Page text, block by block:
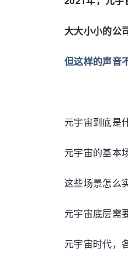
大大小小的公
但这样的声音
元宇宙到底是
元宇宙的基本
这些场景怎么
元宇宙底层需
元宇宙时代，